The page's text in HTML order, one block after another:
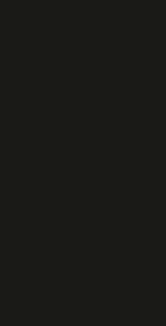
Botafogo após
com luvas’
para pagar
via RJ